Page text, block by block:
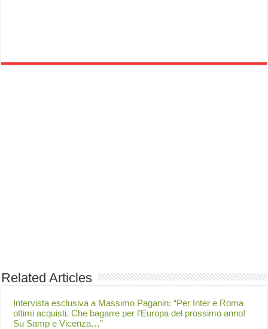
Related Articles
Intervista esclusiva a Massimo Paganin: “Per Inter e Roma
ottimi acquisti. Che bagarre per l’Europa del prossimo anno!
Su Samp e Vicenza…”